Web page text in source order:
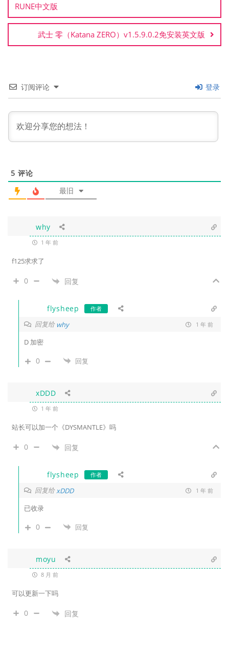
航
RUNE中文版
武士 零（Katana ZERO）v1.5.9.0.2免安装英文版
订阅评论 登录
5 评论
最旧
why
1 年 前
f125求求了
0 回复
flysheep 作者
回复给 why 1 年 前
D 加密
0 回复
xDDD
1 年 前
站长可以加一个《DYSMANTLE》吗
0 回复
flysheep 作者
回复给xDDD 1 年 前
已收录
0 回复
moyu
8 月 前
可以更新一下吗
0 回复